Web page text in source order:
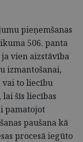
pieņemšanas
506. panta
vien aizstāvība
izmantošanai,
vai to liecību
šīs liecības
pamatojot
paušana kā
procesā iegūto